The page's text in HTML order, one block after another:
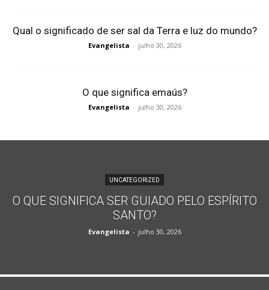
Qual o significado de ser sal da Terra e luz do mundo?
Evangelista - julho 30, 2026
O que significa emaús?
Evangelista - julho 30, 2026
UNCATEGORIZED
O QUE SIGNIFICA SER GUIADO PELO ESPÍRITO
SANTO?
Evangelista - julho 30, 2026